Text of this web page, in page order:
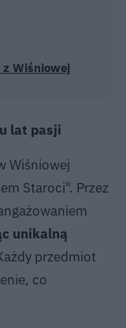
z Wiśniowej
lat pasji
Wiśniowej
Staroci". Przez
unikalną
przedmiot
co